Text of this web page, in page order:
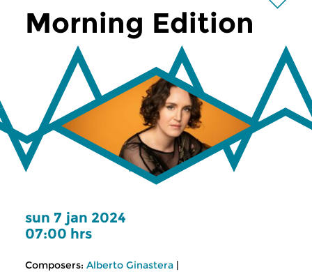
Morning Edition
sun 7 jan 2024
07:00 hrs
Composers: Alberto Ginastera |